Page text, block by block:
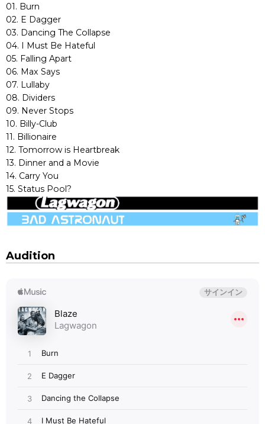
01. Burn
02. E Dagger
03. Dancing The Collapse
04. I Must Be Hateful
05. Falling Apart
06. Max Says
07. Lullaby
08. Dividers
09. Never Stops
10. Billy-Club
11. Billionaire
12. Tomorrow is Heartbreak
13. Dinner and a Movie
14. Carry You
15. Status Pool?
Audition